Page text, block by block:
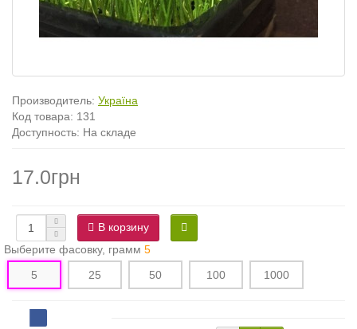
Производитель: Україна
Код товара: 131
Доступность: На складе
17.0грн
В корзину
Выберите фасовку, грамм 5
5
25 50 100 1000